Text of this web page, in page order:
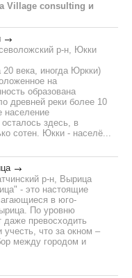
Village consulting и
р-н, Юкки
века, иногда Юркки)
на
образована
древней реки более 10
население
здесь, в
сотен. Юкки - населё...
р-н, Вырица
- это настоящие
в юго-
По уровню
превосходить
учесть, что за окном –
между городом и